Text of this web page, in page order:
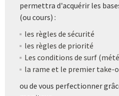
permettra d'acquérir les
(ou cours) :
les règles de sécurité
les règles de priorité
Les conditions de surf
la rame et le premier take-
ou de vous perfectionner